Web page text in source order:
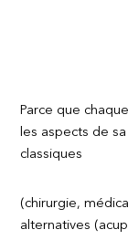
Parce que
les aspects de
classiques
(chirurgie,
alternatives